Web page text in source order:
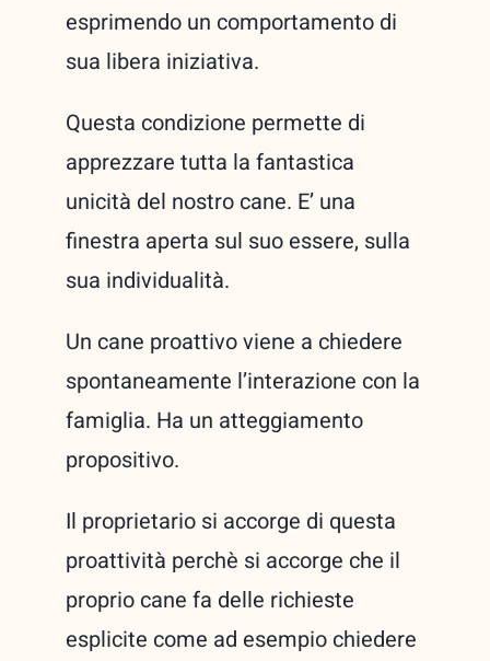
esprimendo un comportamento di
sua libera iniziativa.
Questa condizione permette di
apprezzare tutta la fantastica
unicità del nostro cane. E’ una
finestra aperta sul suo essere, sulla
sua individualità.
Un cane proattivo viene a chiedere
spontaneamente l’interazione con la
famiglia. Ha un atteggiamento
propositivo.
Il proprietario si accorge di questa
proattività perchè si accorge che il
proprio cane fa delle richieste
esplicite come ad esempio chiedere